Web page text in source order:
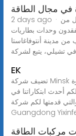
في مجال الطاقة
2 days ago · النمو السريع لطاقة الرياح والطاقة الشمسية جعل من
وحدات بطاريات
مدينة أنتوفاغاستا
في تشيلي، يتبع لشركة
EK
تضيف شركة Minsk الطاقة الجديدة خزانة البطارية اكتشف قوة
أحدث ابتكاراتنا في
قدمتها لكم شركة
Guangdong